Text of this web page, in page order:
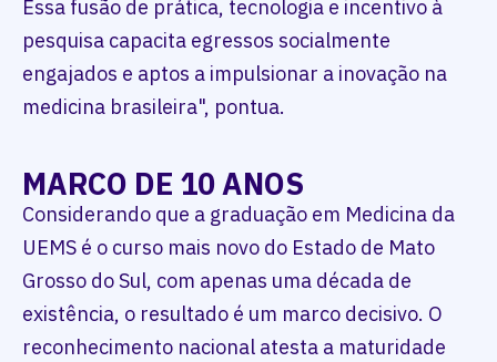
Essa fusão de prática, tecnologia e incentivo à
pesquisa capacita egressos socialmente
engajados e aptos a impulsionar a inovação na
medicina brasileira", pontua.
MARCO DE 10 ANOS
Considerando que a graduação em Medicina da
UEMS é o curso mais novo do Estado de Mato
Grosso do Sul, com apenas uma década de
existência, o resultado é um marco decisivo. O
reconhecimento nacional atesta a maturidade